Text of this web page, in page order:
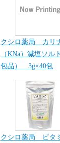
クシロ薬局 カリ
（KNa）減塩ソル
包品） 3g×40包
クシロ薬局 ビタ